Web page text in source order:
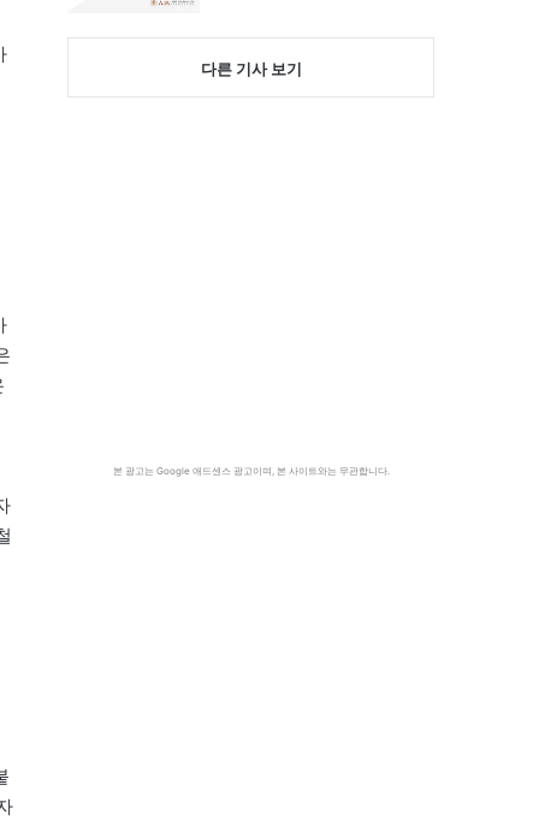
다른 기사 보기
본 광고는 Google 애드센스 광고이며, 본 사이트와는 무관합니다.